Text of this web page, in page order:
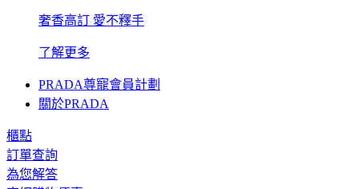
奢香高訂 愛不釋手
了解更多
PRADA尊寵會員計劃
關於PRADA
櫃點
訂單查詢
為您解答